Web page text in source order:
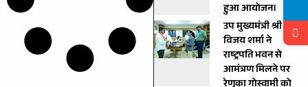
हुआ आयोजन।
उप मुख्यमंत्री श्री
विजय शर्मा ने
राष्ट्रपति भवन से
आमंत्रण मिलने पर